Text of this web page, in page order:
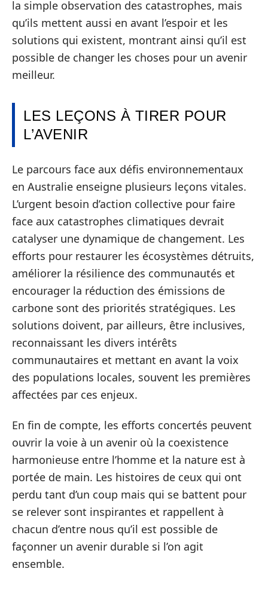
la simple observation des catastrophes, mais
qu’ils mettent aussi en avant l’espoir et les
solutions qui existent, montrant ainsi qu’il est
possible de changer les choses pour un avenir
meilleur.
LES LEÇONS À TIRER POUR
L’AVENIR
Le parcours face aux défis environnementaux
en Australie enseigne plusieurs leçons vitales.
L’urgent besoin d’action collective pour faire
face aux catastrophes climatiques devrait
catalyser une dynamique de changement. Les
efforts pour restaurer les écosystèmes détruits,
améliorer la résilience des communautés et
encourager la réduction des émissions de
carbone sont des priorités stratégiques. Les
solutions doivent, par ailleurs, être inclusives,
reconnaissant les divers intérêts
communautaires et mettant en avant la voix
des populations locales, souvent les premières
affectées par ces enjeux.
En fin de compte, les efforts concertés peuvent
ouvrir la voie à un avenir où la coexistence
harmonieuse entre l’homme et la nature est à
portée de main. Les histoires de ceux qui ont
perdu tant d’un coup mais qui se battent pour
se relever sont inspirantes et rappellent à
chacun d’entre nous qu’il est possible de
façonner un avenir durable si l’on agit
ensemble.